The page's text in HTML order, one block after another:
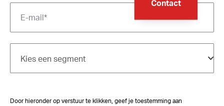
Contact
Door hieronder op verstuur te klikken, geef je toestemming aan